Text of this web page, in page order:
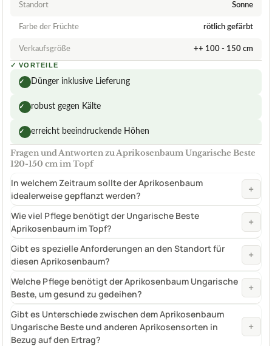
Standort Sonne
Farbe der Früchte rötlich gefärbt
Verkaufsgröße ++ 100 - 150 cm
✓ VORTEILE
✓ Dünger inklusive Lieferung
✓ robust gegen Kälte
✓ erreicht beeindruckende Höhen
Fragen und Antworten zu Aprikosenbaum Ungarische Beste
120-150 cm im Topf
In welchem Zeitraum sollte der Aprikosenbaum
idealerweise gepflanzt werden?
+
Wie viel Pflege benötigt der Ungarische Beste
Aprikosenbaum im Topf?
+
Gibt es spezielle Anforderungen an den Standort für
diesen Aprikosenbaum?
+
Welche Pflege benötigt der Aprikosenbaum Ungarische
Beste, um gesund zu gedeihen?
+
Gibt es Unterschiede zwischen dem Aprikosenbaum
Ungarische Beste und anderen Aprikosensorten in
Bezug auf den Ertrag?
+